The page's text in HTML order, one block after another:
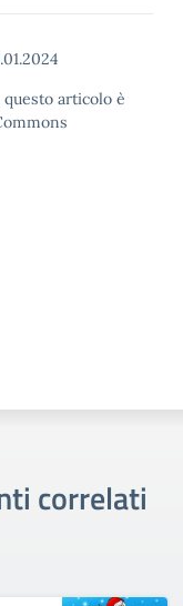
articolo è
correlati